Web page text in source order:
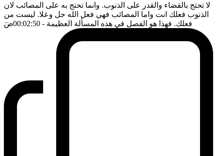
لا تحتج بالقضاء والقدر على الذنوب. وانما تحتج به على المصائب لان
الذنوب فعلك انت واما المصائب فهي فعل الله جل وعلا. ليست من
فعلك. فهذا هو الفصل في هذه المسألة العظيمة - 00:02:50 ضَ